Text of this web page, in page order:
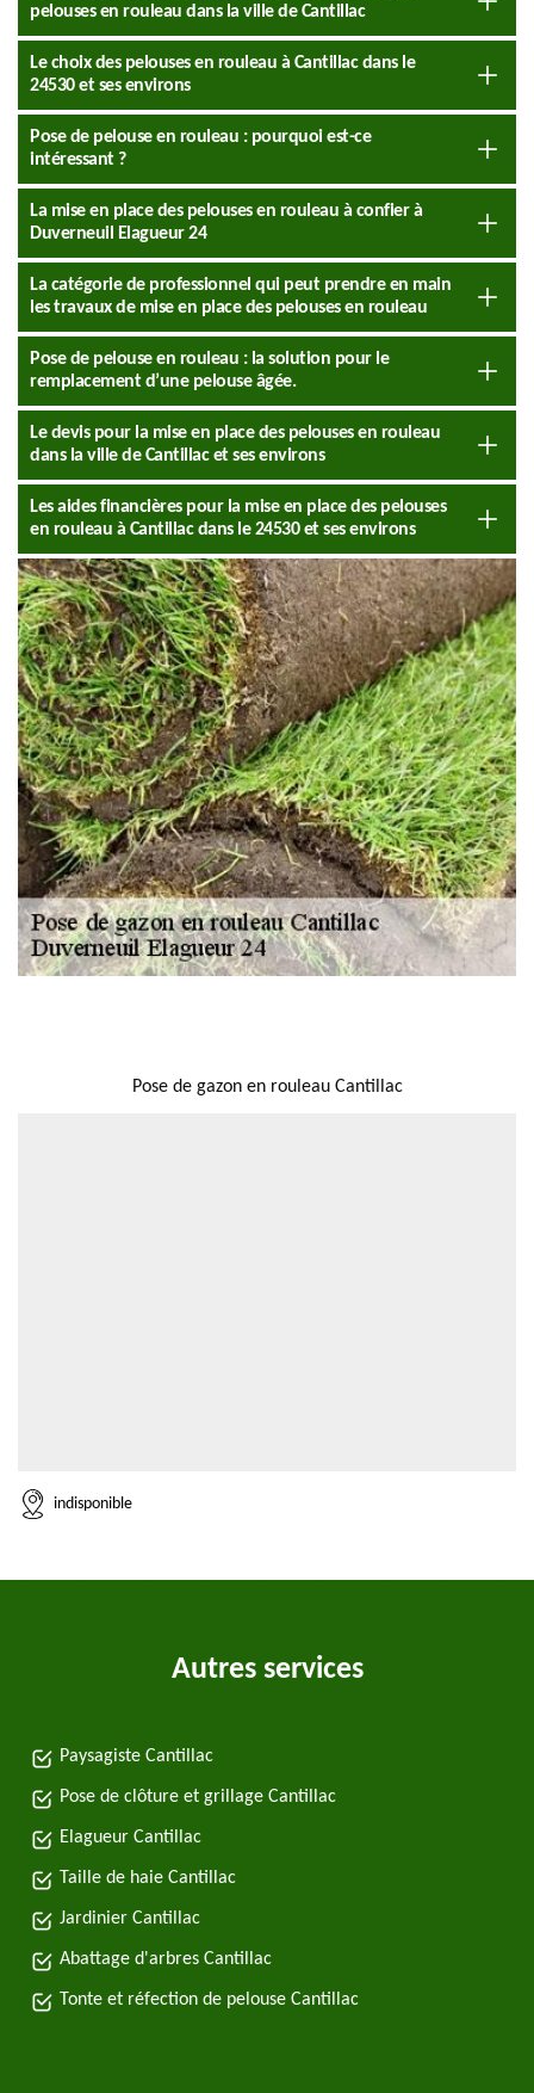
pelouses en rouleau dans la ville de Cantillac
Le choix des pelouses en rouleau à Cantillac dans le
24530 et ses environs
Pose de pelouse en rouleau : pourquoi est-ce
intéressant ?
La mise en place des pelouses en rouleau à confier à
Duverneuil Elagueur 24
La catégorie de professionnel qui peut prendre en main
les travaux de mise en place des pelouses en rouleau
Pose de pelouse en rouleau : la solution pour le
remplacement d’une pelouse âgée.
Le devis pour la mise en place des pelouses en rouleau
dans la ville de Cantillac et ses environs
Les aides financières pour la mise en place des pelouses
en rouleau à Cantillac dans le 24530 et ses environs
Pose de gazon en rouleau Cantillac
indisponible
Autres services
Paysagiste Cantillac
Pose de clôture et grillage Cantillac
Elagueur Cantillac
Taille de haie Cantillac
Jardinier Cantillac
Abattage d'arbres Cantillac
Tonte et réfection de pelouse Cantillac